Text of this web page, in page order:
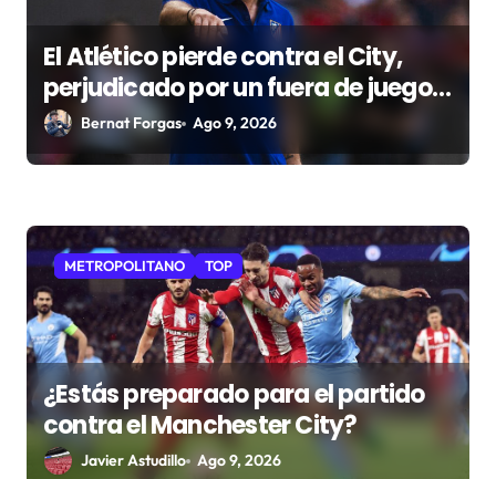
s
El Atlético pierde contra el City,
perjudicado por un fuera de juego
no señalado
Bernat Forgas Ago 9, 2026
METROPOLITANO TOP
¿Estás preparado para el partido
contra el Manchester City?
Javier Astudillo Ago 9, 2026